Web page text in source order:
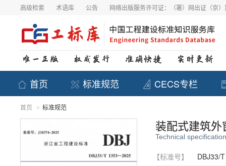
高级检索 术语库 公告 网络出版服务许可证：（署）网出证（京
首页 标准规范 CECS专栏
首页 > 标准规范
装配式建筑
Technical
【标准号】 DBJ33/